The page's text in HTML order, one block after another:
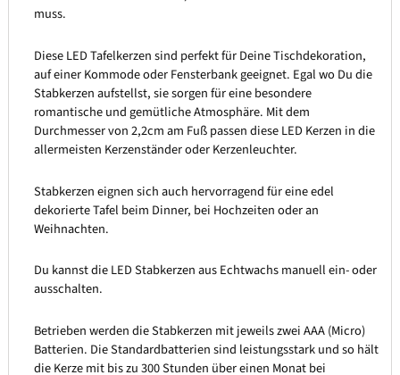
muss.
Diese LED Tafelkerzen sind perfekt für Deine Tischdekoration,
auf einer Kommode oder Fensterbank geeignet. Egal wo Du die
Stabkerzen aufstellst, sie sorgen für eine besondere
romantische und gemütliche Atmosphäre. Mit dem
Durchmesser von 2,2cm am Fuß passen diese LED Kerzen in die
allermeisten Kerzenständer oder Kerzenleuchter.
Stabkerzen eignen sich auch hervorragend für eine edel
dekorierte Tafel beim Dinner, bei Hochzeiten oder an
Weihnachten.
Du kannst die LED Stabkerzen aus Echtwachs manuell ein- oder
ausschalten.
Betrieben werden die Stabkerzen mit jeweils zwei AAA (Micro)
Batterien. Die Standardbatterien sind leistungsstark und so hält
die Kerze mit bis zu 300 Stunden über einen Monat bei